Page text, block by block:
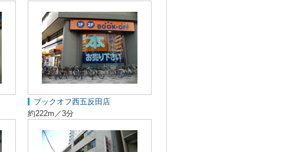
ブックオフ西五反田店
約222m／3分